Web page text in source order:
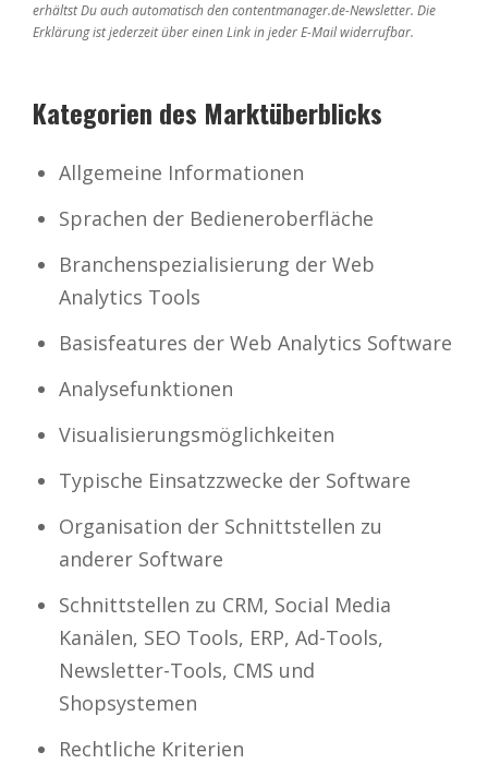
erhältst Du auch automatisch den contentmanager.de-Newsletter. Die
Erklärung ist jederzeit über einen Link in jeder E-Mail widerrufbar.
Kategorien des Marktüberblicks
Allgemeine Informationen
Sprachen der Bedieneroberfläche
Branchenspezialisierung der Web
Analytics Tools
Basisfeatures der Web Analytics Software
Analysefunktionen
Visualisierungsmöglichkeiten
Typische Einsatzzwecke der Software
Organisation der Schnittstellen zu
anderer Software
Schnittstellen zu CRM, Social Media
Kanälen, SEO Tools, ERP, Ad-Tools,
Newsletter-Tools, CMS und
Shopsystemen
Rechtliche Kriterien